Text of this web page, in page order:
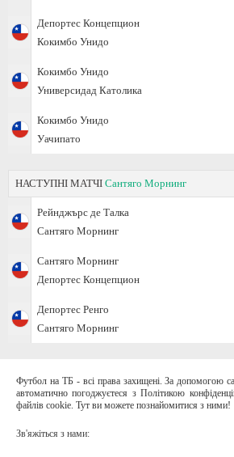
Депортес Концепцион
Кокимбо Унидо
Кокимбо Унидо
Универсидад Католика
Кокимбо Унидо
Уачипато
НАСТУПНІ МАТЧІ Сантяго Морнинг
Рейнджърс де Талка
Сантяго Морнинг
Сантяго Морнинг
Депортес Концепцион
Депортес Ренго
Сантяго Морнинг
Футбол на ТБ - всі права захищені. За допомогою
автоматично погоджуєтеся з Політикою
файлів cookie. Тут ви можете познайомитися з ними!
Зв'яжіться з нами: